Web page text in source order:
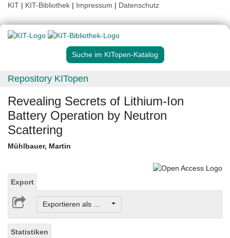
KIT | KIT-Bibliothek | Impressum | Datenschutz
Suche im KITopen-Katalog
Repository KITopen
Revealing Secrets of Lithium-Ion
Battery Operation by Neutron
Scattering
Mühlbauer, Martin
Export
Exportieren als ...
Statistiken